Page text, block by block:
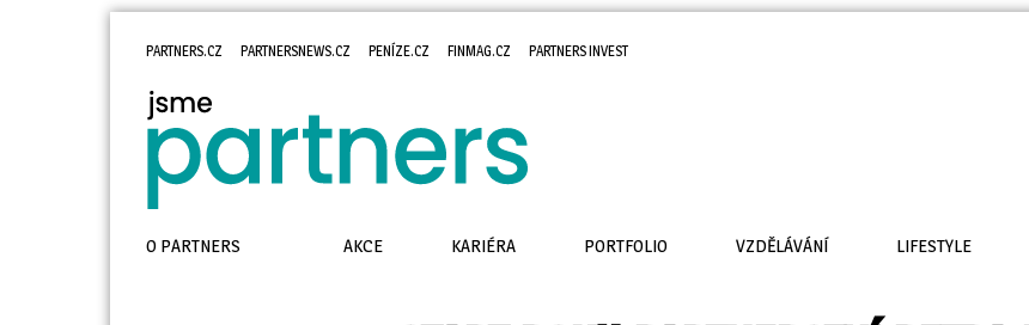
PARTNERS.CZ PARTNERSNEWS.CZ PENÍZE.CZ FINMAG.CZ PARTNERS INVEST
O PARTNERS AKCE KARIÉRA PORTFOLIO VZDĚLÁVÁNÍ LIFESTYLE